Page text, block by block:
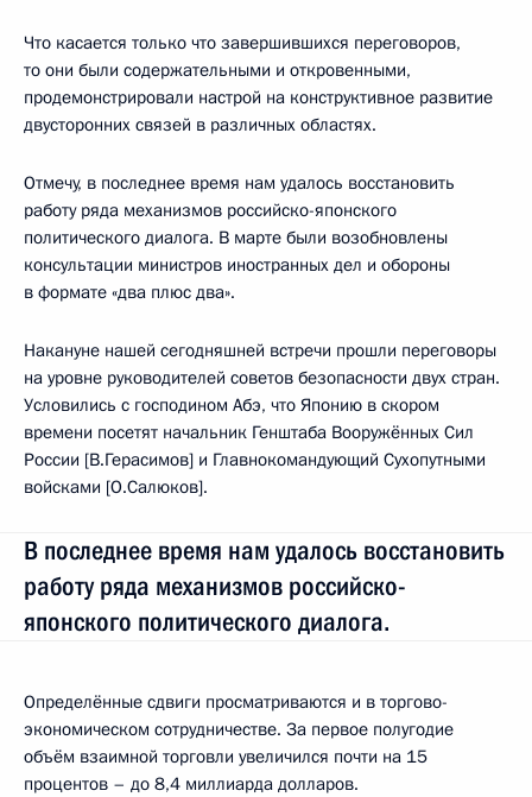
Что касается только что завершившихся переговоров,
то они были содержательными и откровенными,
продемонстрировали настрой на конструктивное развитие
двусторонних связей в различных областях.
Отмечу, в последнее время нам удалось восстановить
работу ряда механизмов российско-японского
политического диалога. В марте были возобновлены
консультации министров иностранных дел и обороны
в формате «два плюс два».
Накануне нашей сегодняшней встречи прошли переговоры
на уровне руководителей советов безопасности двух стран.
Условились с господином Абэ, что Японию в скором
времени посетят начальник Генштаба Вооружённых Сил
России [В.Герасимов] и Главнокомандующий Сухопутными
войсками [О.Салюков].
В последнее время нам удалось восстановить
работу ряда механизмов российско-
японского политического диалога.
Определённые сдвиги просматриваются и в торгово-
экономическом сотрудничестве. За первое полугодие
объём взаимной торговли увеличился почти на 15
процентов – до 8,4 миллиарда долларов.